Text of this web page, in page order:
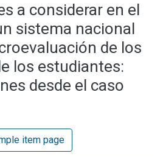
a considerar en el
sistema nacional
de los
los estudiantes:
desde el caso
item page